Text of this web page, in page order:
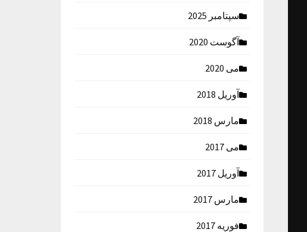
سپتامبر 2025
آگوست 2020
می 2020
آوریل 2018
مارس 2018
می 2017
آوریل 2017
مارس 2017
فوریه 2017